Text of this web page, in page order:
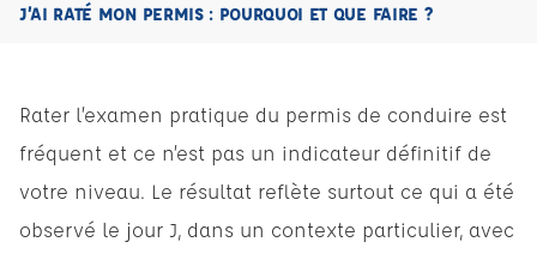
J’AI RATÉ MON PERMIS : POURQUOI ET QUE FAIRE ?
Rater l’examen pratique du permis de conduire est
fréquent et ce n’est pas un indicateur définitif de
votre niveau. Le résultat reflète surtout ce qui a été
observé le jour J, dans un contexte particulier, avec